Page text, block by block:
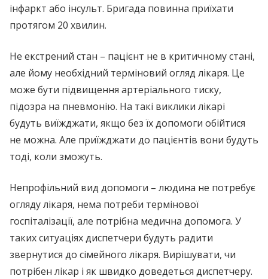
інфаркт або інсульт. Бригада повинна приїхати
протягом 20 хвилин.
Не екстрений стан – пацієнт не в критичному стані,
але йому необхідний терміновий огляд лікаря. Це
може бути підвищення артеріального тиску,
підозра на пневмонію. На такі виклики лікарі
будуть виїжджати, якщо без їх допомоги обійтися
не можна. Але приїжджати до пацієнтів вони будуть
тоді, коли зможуть.
Непрофільний вид допомоги – людина не потребує
огляду лікаря, нема потреби термінової
госпіталізації, але потрібна медична допомога. У
таких ситуаціях диспетчери будуть радити
звернутися до сімейного лікаря. Вирішувати, чи
потрібен лікар і як швидко доведеться диспетчеру.